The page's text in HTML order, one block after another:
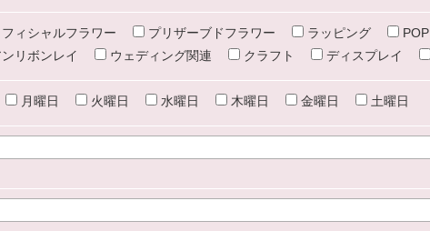
ィシャルフラワー プリザーブドフラワー ラッピング POP
リボンレイ
ウェディング関連 クラフト ディスプレイ
月曜日 火曜日 水曜日 木曜日 金曜日 土曜日